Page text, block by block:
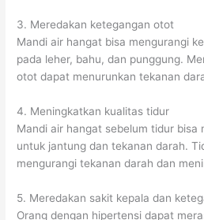
3. Meredakan ketegangan otot
Mandi air hangat bisa mengurangi
pada leher, bahu, dan punggung.
otot dapat menurunkan tekanan
4. Meningkatkan kualitas tidur
Mandi air hangat sebelum tidur bisa
untuk jantung dan tekanan darah.
mengurangi tekanan darah dan
5. Meredakan sakit kepala dan
Orang dengan hipertensi dapat